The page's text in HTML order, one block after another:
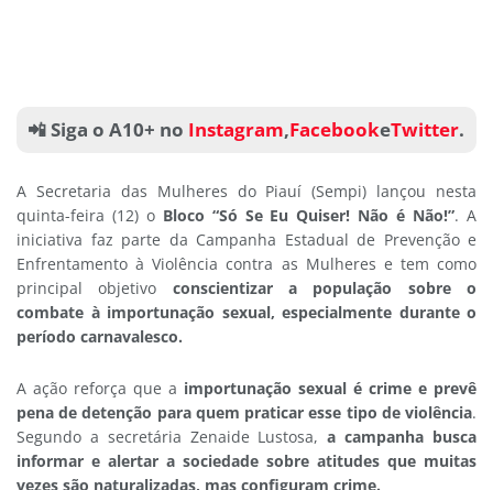
📲 Siga o A10+ no Instagram,FacebookeTwitter.
A Secretaria das Mulheres do Piauí (Sempi) lançou nesta
quinta-feira (12) o Bloco “Só Se Eu Quiser! Não é Não!”. A
iniciativa faz parte da Campanha Estadual de Prevenção e
Enfrentamento à Violência contra as Mulheres e tem como
principal objetivo conscientizar a população sobre o
combate à importunação sexual, especialmente durante o
período carnavalesco.
A ação reforça que a importunação sexual é crime e prevê
pena de detenção para quem praticar esse tipo de violência.
Segundo a secretária Zenaide Lustosa, a campanha busca
informar e alertar a sociedade sobre atitudes que muitas
vezes são naturalizadas, mas configuram crime.